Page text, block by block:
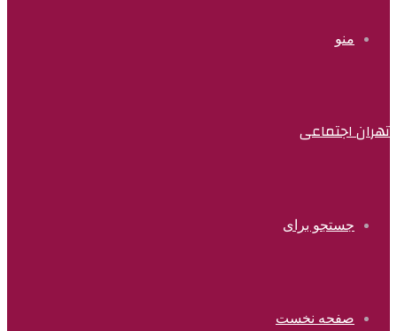
منو
تهران اجتماعی
جستجو برای
صفحه نخست